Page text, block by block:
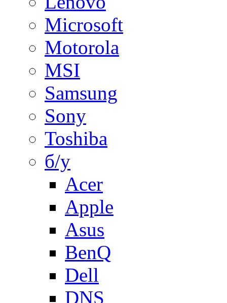
Microsoft
Motorola
MSI
Samsung
Sony
Toshiba
б/у
Acer
Apple
Asus
BenQ
Dell
DNS